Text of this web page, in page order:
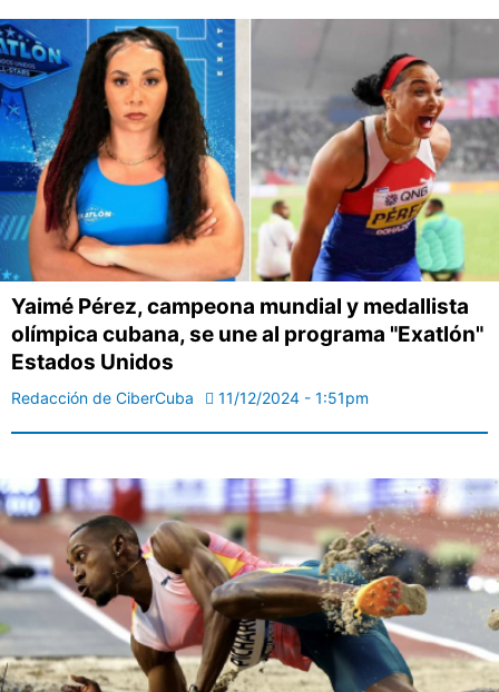
Yaimé Pérez, campeona mundial y medallista
olímpica cubana, se une al programa "Exatlón"
Estados Unidos
Redacción de CiberCuba 11/12/2024 - 1:51pm